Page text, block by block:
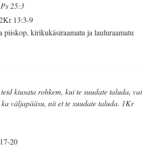
25:3
13:3-9
piiskop, kirikukäsiraamatu ja lauluraamatu
kiusata rohkem, kui te suudate taluda,
väljapääsu, nii et te suudate taluda. 1Kr
20